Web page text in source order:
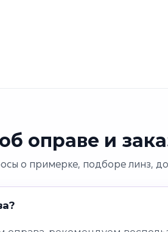
оправе и
о примерке, подборе линз,